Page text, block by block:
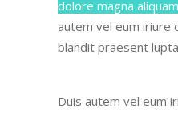
dolore magna
autem vel eum iriure
blandit praesent
Duis autem vel eum